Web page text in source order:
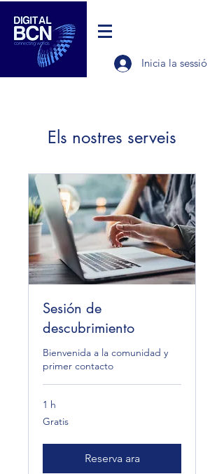
Inicia la sessió
Els nostres serveis
Sesión de
descubrimiento
Bienvenida a la comunidad y
primer contacto
1 h
Gratis
Gratis
Reserva ara